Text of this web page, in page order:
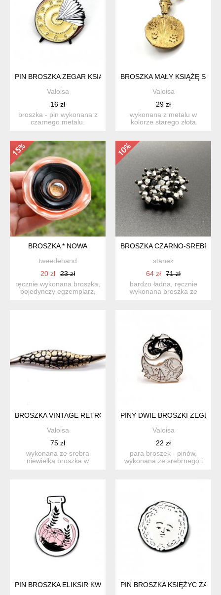
PIN BROSZKA ZEGAR KSIĄŻKA DLA MIŁOŚNIKÓW CZYTANIA
Valoisa
16 zł
broszka - pin wykonana z
czarnego metalu.
BROSZKA MAŁY KSIĄŻĘ
Valoisa
29 zł
wykonana z metalu w
kolorze starego złota
BROSZKA * NOWA
tweedehand
20 zł
23 zł
ręcznie wykonana broszka,
pojedynczy egzemplarz,
BROSZKA CZARNO-
stanek
64 zł
71 zł
bardzo ładna, ręcznie
wykonana broszka ze
BROSZKA VINTAGE RETRO PRL ARTYSTYCZNA SREBRO 800
Valoisa
75 zł
wykonana ze srebra
niewielka broszka w
PINY DWIE BROSZKI
Valoisa
22 zł
para broszek - pinów,
wykonana ze srebrnego i
PIN BROSZKA ELIKSIR KWIATOWY ALCHEMIA
PIN BROSZKA KSIĘŻYC